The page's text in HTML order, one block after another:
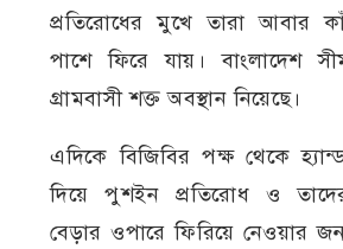
প্রতিরোধের মুখে তারা আবার
পাশে ফিরে যায়। বাংলাদেশ
গ্রামবাসী শক্ত অবস্থান নিয়েছে।
এদিকে বিজিবির পক্ষ থেকে
দিয়ে পুশইন প্রতিরোধ ও
বেড়ার ওপারে ফিরিয়ে নেওয়ার